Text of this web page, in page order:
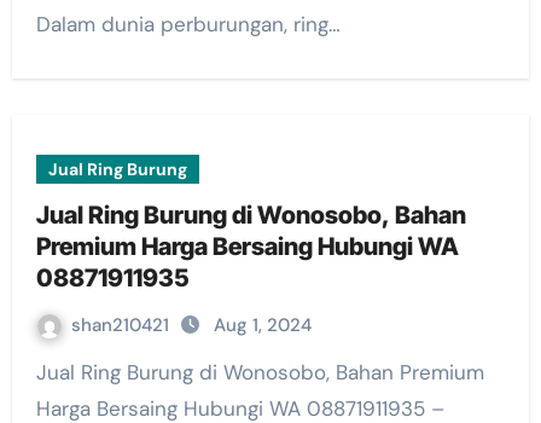
Dalam dunia perburungan, ring…
Jual Ring Burung
Jual Ring Burung di Wonosobo, Bahan
Premium Harga Bersaing Hubungi WA
08871911935
shan210421 Aug 1, 2024
Jual Ring Burung di Wonosobo, Bahan Premium
Harga Bersaing Hubungi WA 08871911935 –